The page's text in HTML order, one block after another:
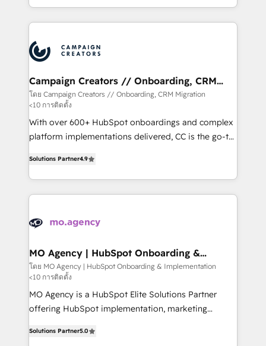
ROI from your HubSpot investment. Use our
extensive HubSpot, sales, marketing, service and
HubSpot journey, design and implement your
processes and skilfully bring your revenue
infrastructure to life. Our collaborative approach
keeps you in control whilst we plan and support the
route to your revenue goals. We have successfully
supported over 500 organisations with HubSpot
implementation, optimisation, training, and
methodology will ensure that you receive the best
deployment experience possible. Whether you are
new to HubSpot or seeking to turn around a poor
expertise to deliver the solutions you need.
Campaign Creators // Onboarding, CRM
Migration
โดย Campaign Creators // Onboarding, CRM Migration
<10 การติดตั้ง
With over 600+ HubSpot onboardings and complex
platform implementations delivered, CC is the go-to
migrate, replatform, and scale smarter. We specialize
in high-impact CRM and CMS migrations and
onboarding from platforms like Salesforce, NetSuite,
WordPress and legacy CRMs, turning fragmented
architectures that accelerate revenue operations and
performance. - Multi-object CRM migration, cleanup,
and implementation. - Pre-built and custom
integrations across your full tech stack. - Custom
object setup, CMS builds, and full-funnel automation.
nurturing sequences. - Cross-hub setup across
Solutions Partner4.9
MO Agency | HubSpot Onboarding &
Implementation
โดย MO Agency | HubSpot Onboarding & Implementation
<10 การติดตั้ง
MO Agency is a HubSpot Elite Solutions Partner
offering HubSpot implementation, marketing
paid media, content marketing, AEO and GEO (AI
Solutions Partner5.0